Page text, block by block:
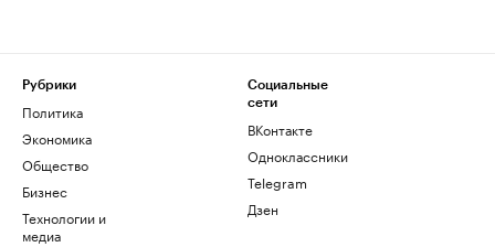
Рубрики
Политика
Экономика
Общество
Бизнес
Технологии и
медиа
Социальные
сети
ВКонтакте
Одноклассники
Telegram
Дзен